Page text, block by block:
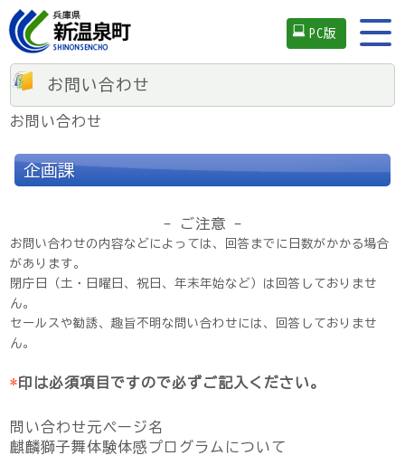
PC版
お問い合わせ
お問い合わせ
企画課
- ご注意 -
お問い合わせの内容などによっては、回答までに日数がかかる場合
があります。
閉庁日（土・日曜日、祝日、年末年始など）は回答しておりませ
ん。
セールスや勧誘、趣旨不明な問い合わせには、回答しておりませ
ん。
*印は必須項目ですので必ずご記入ください。
問い合わせ元ページ名
麒麟獅子舞体験体感プログラムについて